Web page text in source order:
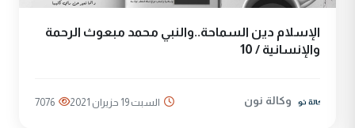
الإسلام دين السماحة..والنبي محمد مبعوث الرحمة
والإنسانية / 10
وكالة نون السبت 19 حزيران 2021 7076